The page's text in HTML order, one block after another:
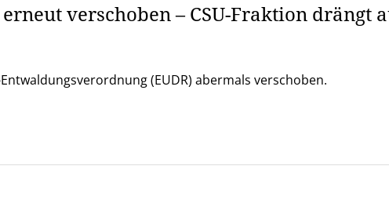
verschoben – CSU-Fraktion drängt
(EUDR) abermals verschoben.